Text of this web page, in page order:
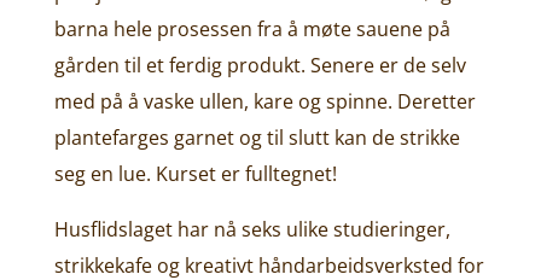
barna hele prosessen fra å møte sauene på
gården til et ferdig produkt. Senere er de selv
med på å vaske ullen, kare og spinne. Deretter
plantefarges garnet og til slutt kan de strikke
seg en lue. Kurset er fulltegnet!
Husflidslaget har nå seks ulike studieringer,
strikkekafe og kreativt håndarbeidsverksted for